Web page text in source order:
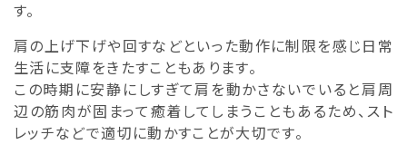
す。
肩の上げ下げや回すなどといった動作に制限を感じ日常
生活に支障をきたすこともあります。
この時期に安静にしすぎて肩を動かさないでいると肩周
辺の筋肉が固まって癒着してしまうこともあるため、スト
レッチなどで適切に動かすことが大切です。